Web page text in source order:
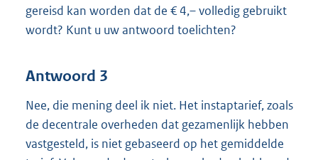
gereisd kan worden dat de € 4,– volledig gebruikt
wordt? Kunt u uw antwoord toelichten?
Antwoord 3
Nee, die mening deel ik niet. Het instaptarief, zoals
de decentrale overheden dat gezamenlijk hebben
vastgesteld, is niet gebaseerd op het gemiddelde